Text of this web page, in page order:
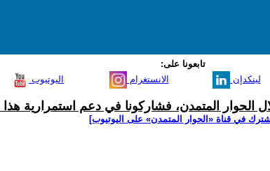
تابعونا على:
اليوتيوب الانستغرام لينكدإن
الحوار المتمدن، فشاركونا في دعم استمرارية هذا
في قناة ‫«الحوار المتمدن» على اليوتيوب]